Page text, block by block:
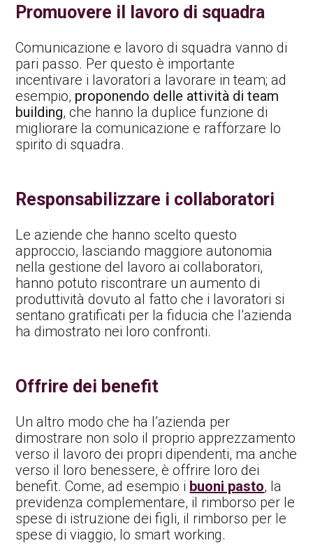
Promuovere il lavoro di squadra
Comunicazione e lavoro di squadra vanno di
pari passo. Per questo è importante
incentivare i lavoratori a lavorare in team; ad
esempio, proponendo delle attività di team
building, che hanno la duplice funzione di
migliorare la comunicazione e rafforzare lo
spirito di squadra.
Responsabilizzare i collaboratori
Le aziende che hanno scelto questo
approccio, lasciando maggiore autonomia
nella gestione del lavoro ai collaboratori,
hanno potuto riscontrare un aumento di
produttività dovuto al fatto che i lavoratori si
sentano gratificati per la fiducia che l’azienda
ha dimostrato nei loro confronti.
Offrire dei benefit
Un altro modo che ha l’azienda per
dimostrare non solo il proprio apprezzamento
verso il lavoro dei propri dipendenti, ma anche
verso il loro benessere, è offrire loro dei
benefit. Come, ad esempio i buoni pasto, la
previdenza complementare, il rimborso per le
spese di istruzione dei figli, il rimborso per le
spese di viaggio, lo smart working.